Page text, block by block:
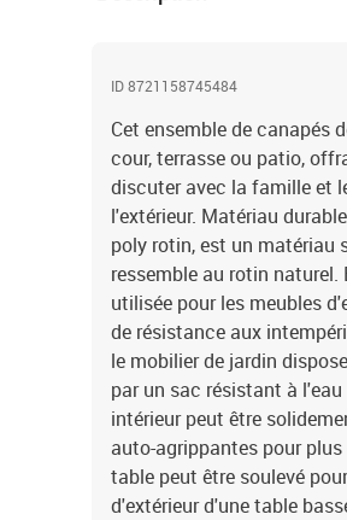
ID 8721158745484
Cet ensemble de canapés
cour, terrasse ou patio,
discuter avec la famille et
l'extérieur. Matériau
poly rotin, est un matériau
ressemble au rotin
utilisée pour les meubles
de résistance aux
le mobilier de jardin
par un sac résistant à
intérieur peut être
auto-agrippantes pour
table peut être soulevé
d'extérieur d'une table